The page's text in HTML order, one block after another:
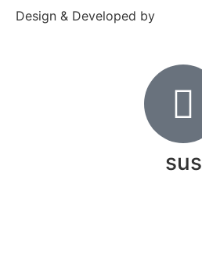
Design & Developed by
sus